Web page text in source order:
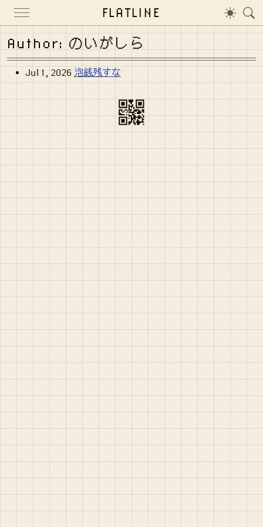
FLATLINE
Author: のいがしら
Jul 1, 2026 泡銭残すな